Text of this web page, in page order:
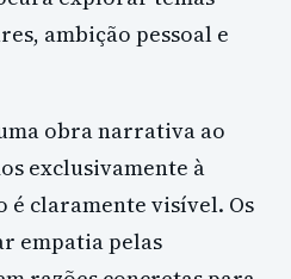
ambição pessoal e
obra narrativa ao
exclusivamente à
é claramente visível. Os
empatia pelas